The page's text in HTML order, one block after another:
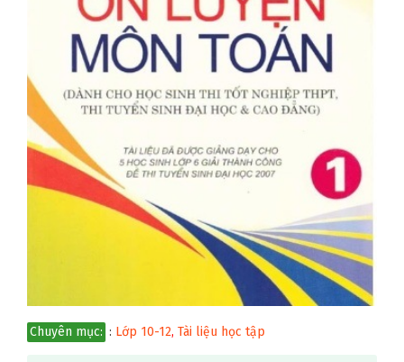
Chuyên mục: : Lớp 10-12, Tài liệu học tập